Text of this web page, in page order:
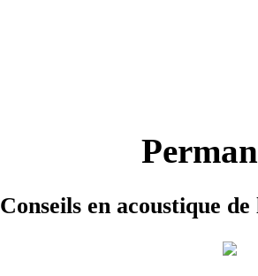
Conseils en acoustique